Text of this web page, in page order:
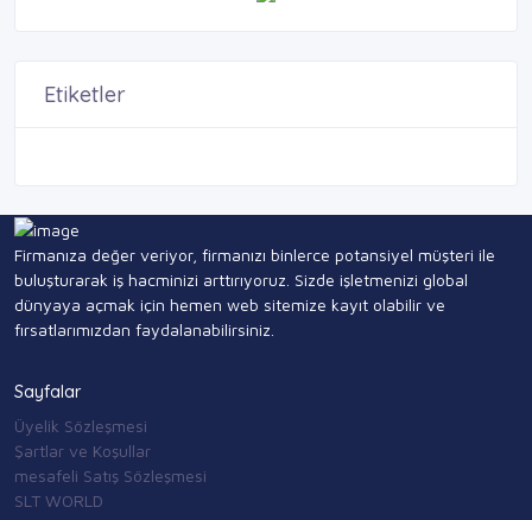
Etiketler
Firmanıza değer veriyor, firmanızı binlerce potansiyel müşteri ile
buluşturarak iş hacminizi arttırıyoruz. Sizde işletmenizi global
dünyaya açmak için hemen web sitemize kayıt olabilir ve
fırsatlarımızdan faydalanabilirsiniz.
Sayfalar
Üyelik Sözleşmesi
Şartlar ve Koşullar
mesafeli Satış Sözleşmesi
SLT WORLD